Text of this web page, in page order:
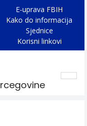
E-uprava FBIH
Kako do informacija
Sjednice
Korisni linkovi